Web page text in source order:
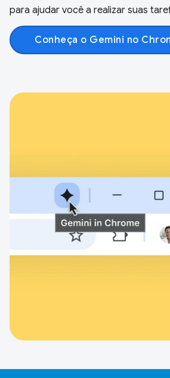
para ajudar você a realizar suas
Conheça o Gemini no